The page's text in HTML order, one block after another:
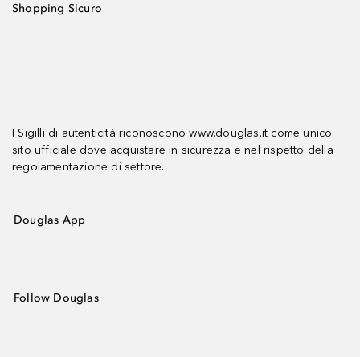
Shopping Sicuro
I Sigilli di autenticità riconoscono www.douglas.it come unico
sito ufficiale dove acquistare in sicurezza e nel rispetto della
regolamentazione di settore.
Douglas App
Follow Douglas